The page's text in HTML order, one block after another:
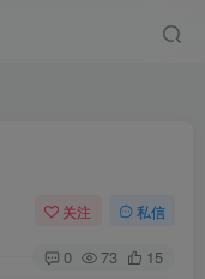
关注 私信
0 73 15